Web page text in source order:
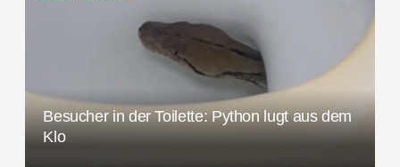
c
Besucher in der Toilette: Python lugt aus dem
Klo